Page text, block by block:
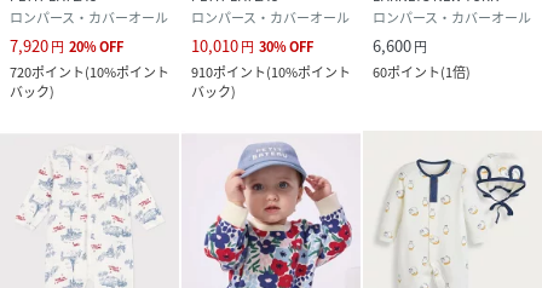
ロンパース・カバーオール
7,920円 20%OFF
720ポイント(10%ポイント
バック)
ロンパース・カバーオール
10,010円 30%OFF
910ポイント(10%ポイント
バック)
ロンパース・カバーオール
6,600円
60ポイント(1倍)